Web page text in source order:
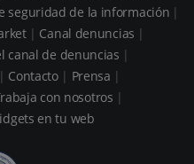
seguridad de la información
Canal denuncias
canal de denuncias
Contacto
Prensa
con nosotros
en tu web